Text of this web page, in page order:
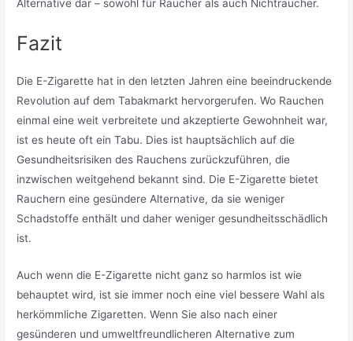
Alternative dar – sowohl für Raucher als auch Nichtraucher.
Fazit
Die E-Zigarette hat in den letzten Jahren eine beeindruckende
Revolution auf dem Tabakmarkt hervorgerufen. Wo Rauchen
einmal eine weit verbreitete und akzeptierte Gewohnheit war,
ist es heute oft ein Tabu. Dies ist hauptsächlich auf die
Gesundheitsrisiken des Rauchens zurückzuführen, die
inzwischen weitgehend bekannt sind. Die E-Zigarette bietet
Rauchern eine gesündere Alternative, da sie weniger
Schadstoffe enthält und daher weniger gesundheitsschädlich
ist.
Auch wenn die E-Zigarette nicht ganz so harmlos ist wie
behauptet wird, ist sie immer noch eine viel bessere Wahl als
herkömmliche Zigaretten. Wenn Sie also nach einer
gesünderen und umweltfreundlicheren Alternative zum